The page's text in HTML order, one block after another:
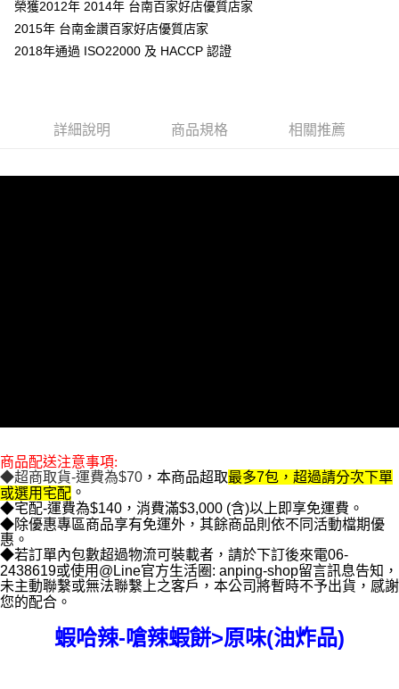
每筆NT$70，滿NT$699(含以上)免運費
付款後全家取貨
每筆NT$100
榮獲2012年 2014年 台南百家好店優質店家
2015年 台南金讚百家好店優質店家
2018年通過 ISO22000 及 HACCP 認證
詳細說明 商品規格 相關推薦
商品配送注意事項:
◆超商取貨-運費為$70 ，本商品超取最多7包，超過請分次下單
或選用宅配 。
◆宅配-運費為$140，消費滿$3,000 (含)以上即享免運費。
◆除優惠專區商品享有免運外，其餘商品則依不同活動檔期優
惠。
◆若訂單內包數超過物流可裝載者，請於下訂後來電06-
2438619或使用@Line官方生活圈: anping-shop留言訊息告知，
未主動聯繫或無法聯繫上之客戶，本公司將暫時不予出貨，感謝
您的配合。
蝦哈辣-嗆辣蝦餅>原味(油炸品)